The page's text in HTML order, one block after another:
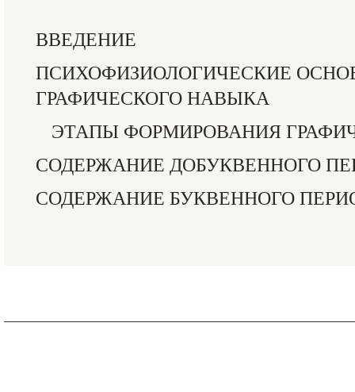
ВВЕДЕНИЕ
ПСИХОФИЗИОЛОГИЧЕСКИЕ
ГРАФИЧЕСКОГО НАВЫКА
ЭТАПЫ ФОРМИРОВАНИЯ
СОДЕРЖАНИЕ ДОБУКВЕННОГО
СОДЕРЖАНИЕ БУКВЕННОГО